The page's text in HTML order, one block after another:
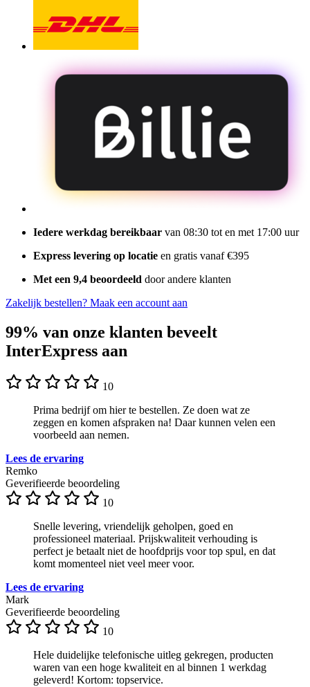
Iedere werkdag bereikbaar van 08:30 tot en met 17:00 uur
Express levering op locatie en gratis vanaf €395
Met een 9,4 beoordeeld door andere klanten
Zakelijk bestellen? Maak een account aan
99% van onze klanten beveelt
InterExpress aan
10
Prima bedrijf om hier te bestellen. Ze doen wat ze
zeggen en komen afspraken na! Daar kunnen velen een
voorbeeld aan nemen.
Lees de ervaring
Remko
Geverifieerde beoordeling
10
Snelle levering, vriendelijk geholpen, goed en
professioneel materiaal. Prijskwaliteit verhouding is
perfect je betaalt niet de hoofdprijs voor top spul, en dat
komt momenteel niet veel meer voor.
Lees de ervaring
Mark
Geverifieerde beoordeling
10
Hele duidelijke telefonische uitleg gekregen, producten
waren van een hoge kwaliteit en al binnen 1 werkdag
geleverd! Kortom: topservice.